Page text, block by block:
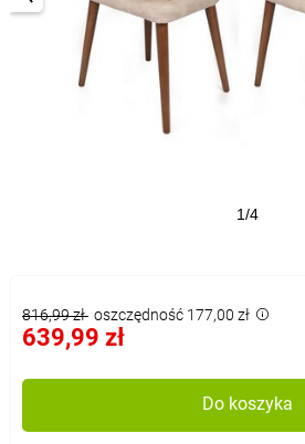
1/4
816,99 zł oszczędność 177,00 zł
639,99 zł
Do koszyka